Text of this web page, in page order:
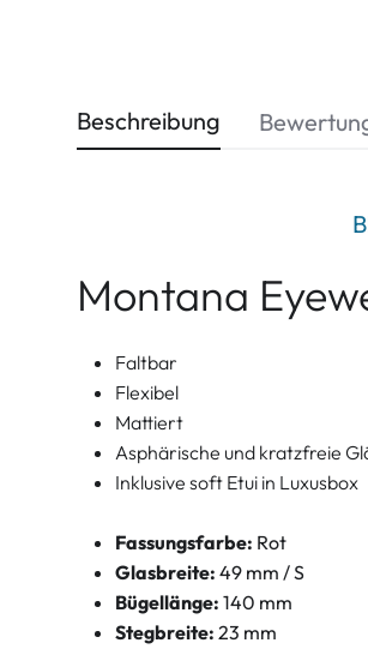
Beschreibung
Montana
Faltbar
Flexibel
Mattiert
Asphärische und kratzfreie
Inklusive soft Etui in Luxusbox
Fassungsfarbe: Rot
Glasbreite: 49 mm / S
Bügellänge: 140 mm
Stegbreite: 23 mm